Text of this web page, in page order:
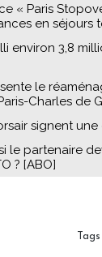
« Paris
en séjours
environ 3,8
le
Charles de
signent
le partenaire
? [ABO]
Tags